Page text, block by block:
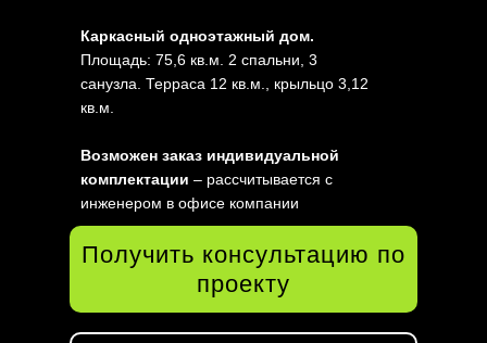
Каркасный одноэтажный дом.
Площадь: 75,6 кв.м. 2 спальни, 3
санузла. Терраса 12 кв.м., крыльцо 3,12
кв.м.
Возможен заказ индивидуальной
комплектации – рассчитывается с
инженером в офисе компании
Получить консультацию по
проекту